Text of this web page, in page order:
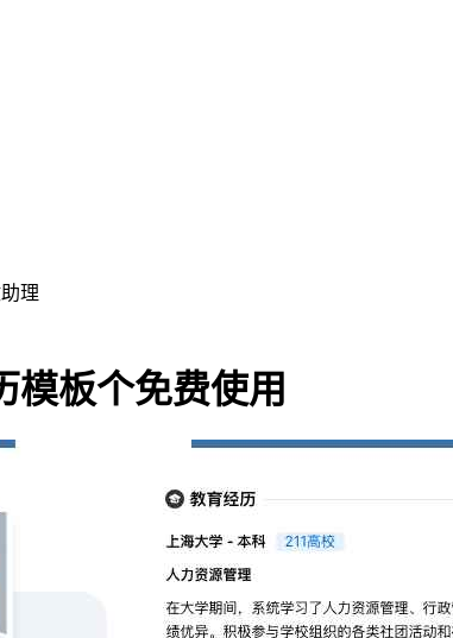
理
模板个免费使用